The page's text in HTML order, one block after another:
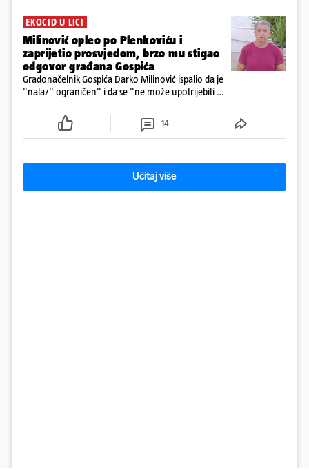
EKOCID U LICI
Milinović opleo po Plenkoviću i
zaprijetio prosvjedom, brzo mu stigao
odgovor građana Gospića
Gradonačelnik Gospića Darko Milinović ispalio da je
"nalaz" ograničen" i da se "ne može upotrijebiti za
ga je naručio Uskok i da je dio spisa
14
Učitaj više